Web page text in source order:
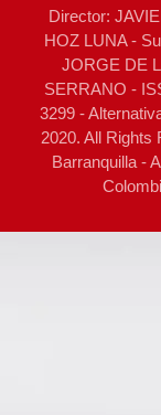
Director:
HOZ LUNA -
JORGE DE
SERRANO -
3299 -
2020. All Rights
Barranquilla -